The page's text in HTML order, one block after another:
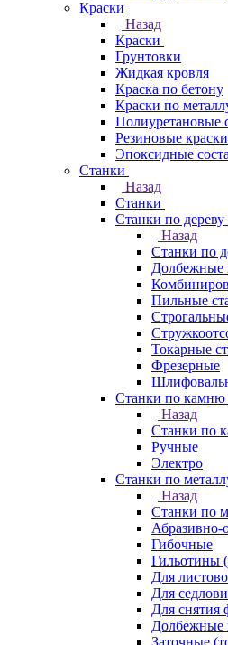
Краски
Назад
Краски
Грунтовки
Жидкая кровля
Краска по бетону
Краски по
Полиуретановые
Резиновые краски
Эпоксидные
Станки
Назад
Станки
Станки по дереву
Назад
Станки по
Долбежные
Пильные
Токарные
Фрезерные
Станки по камню
Назад
Станки по
Ручные
Электро
Станки по
Назад
Станки по
Абразивно-
Гибочные
Гильотины
Для
Для
Для снятия
Долбежные
Заточные